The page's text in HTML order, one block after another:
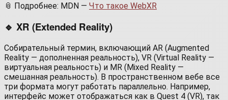
📎 Подробнее: MDN — Что такое WebXR
🔹 XR (Extended Reality)
Собирательный термин, включающий AR (Augmented
Reality — дополненная реальность), VR (Virtual Reality —
виртуальная реальность) и MR (Mixed Reality —
смешанная реальность). В пространственном вебе все
три формата могут работать параллельно. Например,
интерфейс может отображаться как в Quest 4 (VR), так